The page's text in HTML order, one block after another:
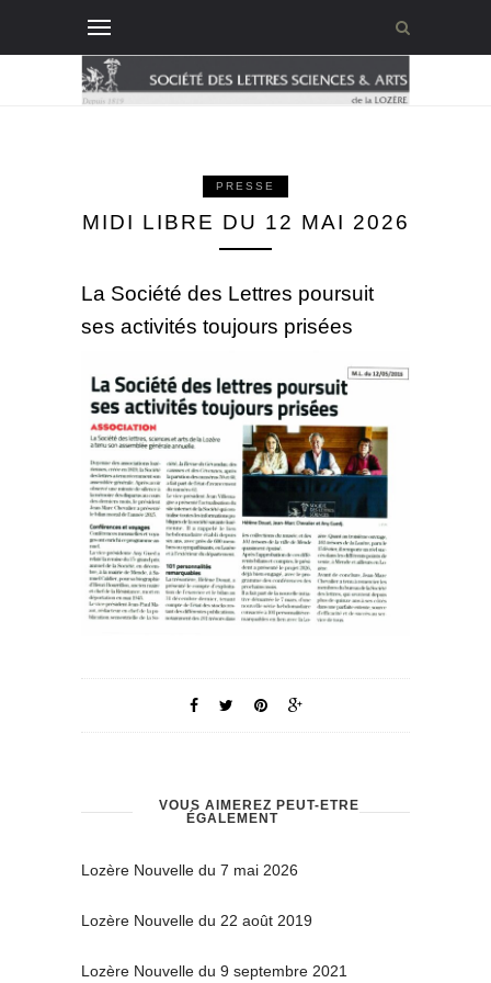
PRESSE
MIDI LIBRE DU 12 MAI 2026
La Société des Lettres poursuit
ses activités toujours prisées
VOUS AIMEREZ PEUT-ÊTRE
ÉGALEMENT
Lozère Nouvelle du 7 mai 2026
Lozère Nouvelle du 22 août 2019
Lozère Nouvelle du 9 septembre 2021